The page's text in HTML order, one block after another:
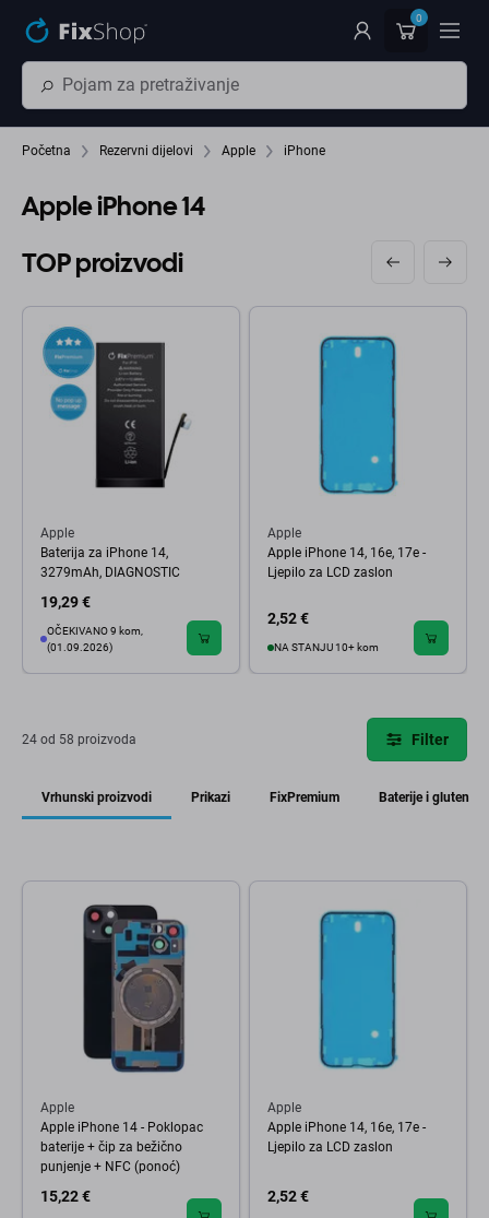
0
Početna Rezervni dijelovi Apple iPhone
Apple iPhone 14
TOP proizvodi
Apple
Baterija za iPhone 14,
3279mAh, DIAGNOSTIC
19,29 €
OČEKIVANO 9 kom,
(01.09.2026)
Apple
Apple iPhone 14, 16e, 17e -
Ljepilo za LCD zaslon
2,52 €
NA STANJU 10+ kom
24 od 58 proizvoda Filter
Vrhunski proizvodi Prikazi FixPremium Baterije i gluten
Apple
Apple iPhone 14 - Poklopac
baterije + čip za bežično
punjenje + NFC (ponoć)
15,22 €
Apple
Apple iPhone 14, 16e, 17e -
Ljepilo za LCD zaslon
2,52 €